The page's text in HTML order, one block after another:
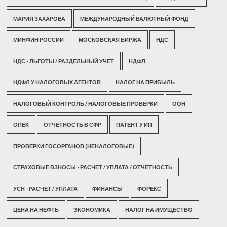
МАРИЯ ЗАХАРОВА МЕЖДУНАРОДНЫЙ ВАЛЮТНЫЙ ФОНД
МИНФИН РОССИИ МОСКОВСКАЯ БИРЖА НДС
НДС - ЛЬГОТЫ / РАЗДЕЛЬНЫЙ УЧЕТ НДФЛ
НДФЛ У НАЛОГОВЫХ АГЕНТОВ НАЛОГ НА ПРИБЫЛЬ
НАЛОГОВЫЙ КОНТРОЛЬ / НАЛОГОВЫЕ ПРОВЕРКИ ООН
ОПЕК ОТЧЕТНОСТЬ В СФР ПАТЕНТ У ИП
ПРОВЕРКИ ГОСОРГАНОВ (НЕНАЛОГОВЫЕ)
СТРАХОВЫЕ ВЗНОСЫ - РАСЧЕТ / УПЛАТА / ОТЧЕТНОСТЬ
УСН - РАСЧЕТ / УПЛАТА ФИНАНСЫ ФОРЕКС
ЦЕНА НА НЕФТЬ ЭКОНОМИКА НАЛОГ НА ИМУЩЕСТВО